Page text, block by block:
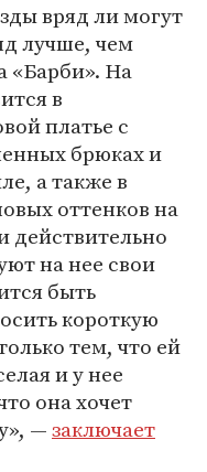
вряд ли могут
лучше, чем
«Барби». На
в
платье с
брюках и
а также в
оттенков на
действительно
на нее свои
быть
короткую
тем, что ей
и у нее
она хочет
—заключает